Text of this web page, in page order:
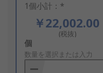
1個小計：*
￥22,002.00
(税抜)
Add
to
Basket
個
数量を選択または入力